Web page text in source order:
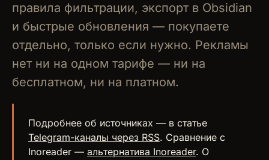
правила фильтрации, экспорт в Obsidian
и быстрые обновления — покупаете
отдельно, только если нужно. Рекламы
нет ни на одном тарифе — ни на
бесплатном, ни на платном.
Подробнее об источниках — в статье
Telegram-каналы через RSS. Сравнение с
Inoreader — альтернатива Inoreader. О